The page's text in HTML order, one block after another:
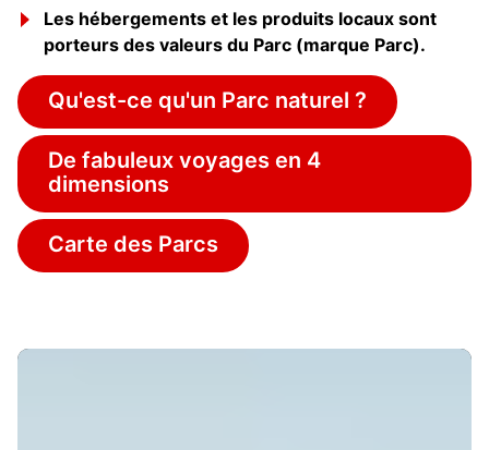
Les hébergements et les produits locaux sont
porteurs des valeurs du Parc (marque Parc).
Qu'est-ce qu'un Parc naturel ?
De fabuleux voyages en 4
dimensions
Carte des Parcs